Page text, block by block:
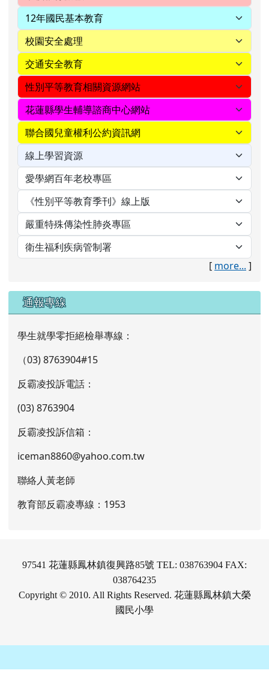
[ more... ]
通報專線
學生就學零拒絕檢舉專線：
（03) 8763904#15
反霸凌投訴電話：
(03) 8763904
反霸凌投訴信箱：
iceman8860@yahoo.com.tw
聯絡人黃老師
教育部反霸凌專線：1953
97541 花蓮縣鳳林鎮復興路85號 TEL: 038763904 FAX:
038764235
Copyright © 2010. All Rights Reserved. 花蓮縣鳳林鎮大榮
國民小學